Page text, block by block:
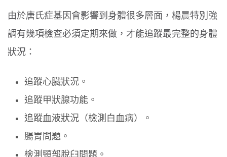
由於唐氏症基因會影響到身體很多層面，楊晨特別強
調有幾項檢查必須定期來做，才能追蹤最完整的身體
狀況：
追蹤心臟狀況。
追蹤甲狀腺功能。
追蹤血液狀況（檢測白血病）。
腸胃問題。
檢測頸部脫臼問題。